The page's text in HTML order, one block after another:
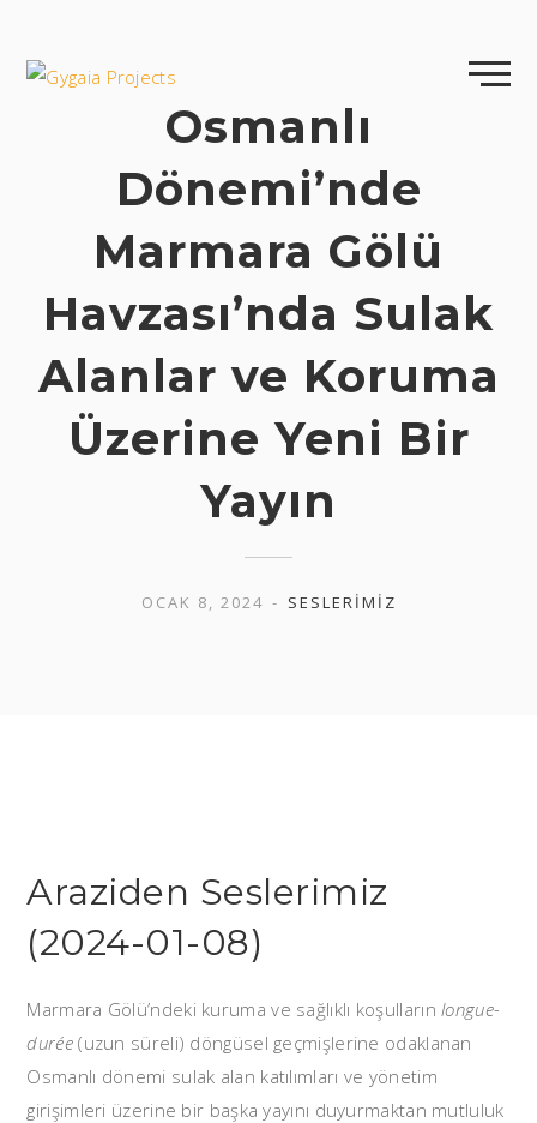
content
Osmanlı
Dönemi’nde
Marmara Gölü
Havzası’nda Sulak
Alanlar ve Koruma
Üzerine Yeni Bir
Yayın
OCAK 8, 2024 SESLERIMIZ
Araziden Seslerimiz
(2024-01-08)
Marmara Gölü’ndeki kuruma ve sağlıklı koşullarınlongue-
durée(uzun süreli) döngüsel geçmişlerine odaklanan
Osmanlı dönemi sulak alan katılımları ve yönetim
girişimleri üzerine bir başka yayını duyurmaktan mutluluk